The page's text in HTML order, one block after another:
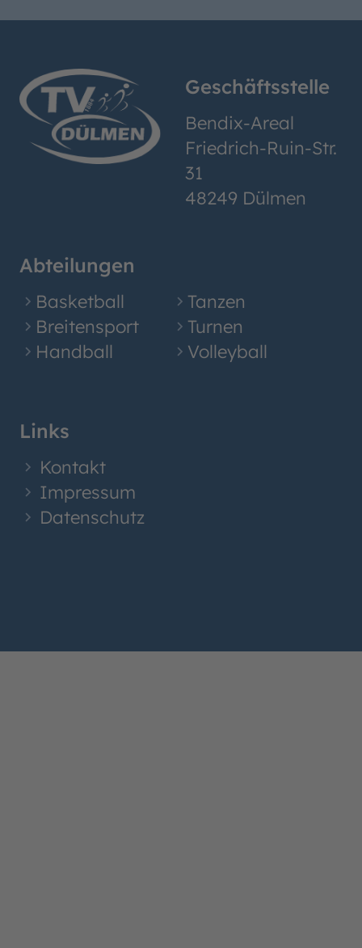
Geschäftsstelle
Bendix-Areal
Friedrich-Ruin-Str.
31
48249 Dülmen
Abteilungen
Basketball
Breitensport
Handball
Tanzen
Turnen
Volleyball
Links
Kontakt
Impressum
Datenschutz